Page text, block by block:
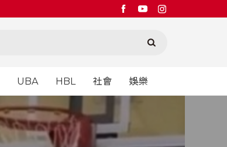
UBA HBL 社會 娛樂